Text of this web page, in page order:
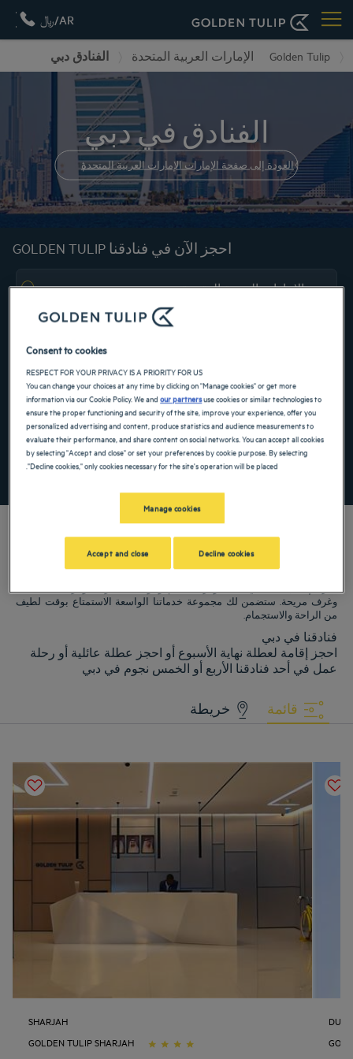
AR/﷼
Golden Tulip الإمارات العربية المتحدة الفنادق دبي
الفنادق في دبي
العودة إلى صفحة الإمارات الإمارات العربية المتحدة
احجز الآن في فنادقنا GOLDEN TULIP
ابحث عن فندق
أضِف رمزًا خاصًا
فنادق Golden Tulip ترحب بكم فيدبي. نبذل قصارى جهدنا لجعل إقامتك مريحة
وغرف مريحة. ستضمن لك مجموعة خدماتنا الواسعة الاستمتاع بوقت لطيف
من الراحة والاستجمام.
فنادقنا في دبي
احجز إقامة لعطلة نهاية الأسبوع أو احجز عطلة عائلية أو رحلة
عمل في أحد فنادقنا الأربع أو الخمس نجوم في دبي
قائمة خريطة
SHARJAH
GOLDEN TULIP SHARJAH
Consent to cookies
RESPECT FOR YOUR PRIVACY IS A PRIORITY FOR US
You can change your choices at any time by clicking on "Manage cookies" or get more
information via our Cookie Policy. We andour partnersuse cookies or similar technologies to
ensure the proper functioning and security of the site, improve your experience, offer you
personalized advertising and content, produce statistics and audience measurements to
evaluate their performance, and share content on social networks. You can accept all cookies
by selecting "Accept and close" or set your preferences by cookie purpose. By selecting
"Decline cookies," only cookies necessary for the site's operation will be placed.
Manage cookies
Decline cookies
Accept and close